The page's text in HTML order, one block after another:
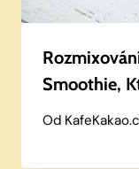
Smoothie,
Od